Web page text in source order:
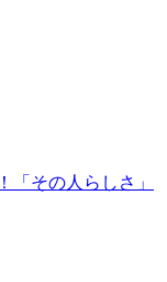
「その人らしさ」